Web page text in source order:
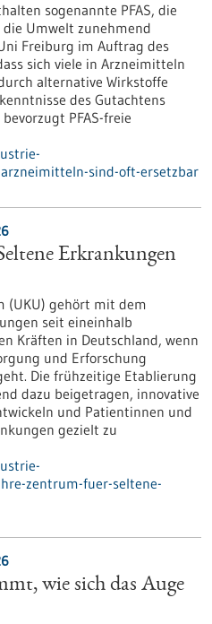
sogenannte PFAS, die
Umwelt zunehmend
Freiburg im Auftrag des
sich viele in Arzneimitteln
alternative Wirkstoffe
des Gutachtens
PFAS-freie
sind-oft-ersetzbar
Erkrankungen
(UKU) gehört mit dem
seit eineinhalb
Kräften in Deutschland, wenn
und Erforschung
Die frühzeitige Etablierung
dazu beigetragen, innovative
und Patientinnen und
gezielt zu
zentrum-fuer-seltene-
wie sich das Auge